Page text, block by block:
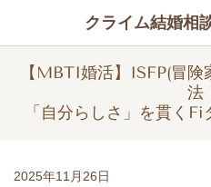
クライム結婚相
【MBTI婚活】ISFP(冒
法
「自分らしさ」を貫く
2025年11月26日